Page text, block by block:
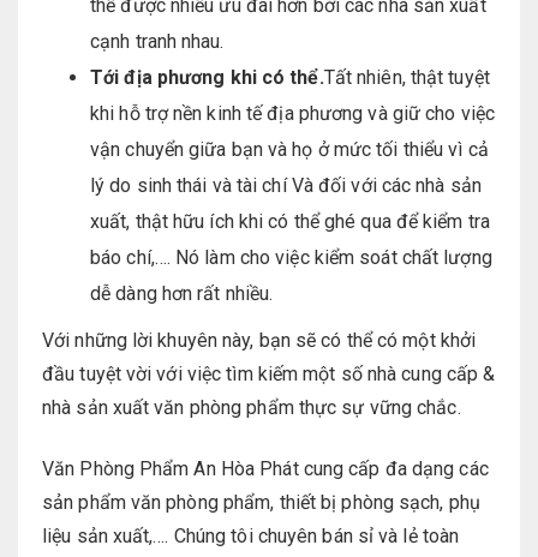
thể được nhiều ưu đãi hơn bởi các nhà sản xuất
cạnh tranh nhau.
Tớiđịa phương khi có thể.Tất nhiên, thật tuyệt
khi hỗ trợ nền kinh tế địa phương và giữ cho việc
vận chuyển giữa bạn và họ ở mức tối thiểu vì cả
lý do sinh thái và tài chí Và đối với các nhà sản
xuất, thật hữu ích khi có thể ghé qua để kiểm tra
báo chí,…. Nó làm cho việc kiểm soát chất lượng
dễ dàng hơn rất nhiều.
Với những lời khuyên này, bạn sẽ có thể có một khởi
đầu tuyệt vời với việc tìm kiếm một số nhà cung cấp &
nhà sản xuất văn phòng phẩm thực sự vững chắc.
Văn Phòng Phẩm An Hòa Phát cung cấp đa dạng các
sản phẩm văn phòng phẩm, thiết bị phòng sạch, phụ
liệu sản xuất,…. Chúng tôi chuyên bán sỉ và lẻ toàn